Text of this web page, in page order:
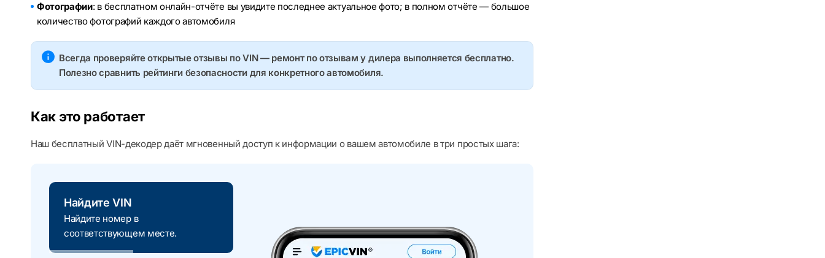
Фотографии: в бесплатном онлайн-отчёте вы увидите последнее актуальное фото; в полном отчёте — большое
количество фотографий каждого автомобиля
Всегда проверяйте открытые отзывы по VIN — ремонт по отзывам у дилера выполняется бесплатно.
Полезно сравнить рейтинги безопасности для конкретного автомобиля.
Как это работает
Наш бесплатный VIN-декодер даёт мгновенный доступ к информации о вашем автомобиле в три простых шага:
Найдите VIN
Найдите номер в
соответствующем месте.